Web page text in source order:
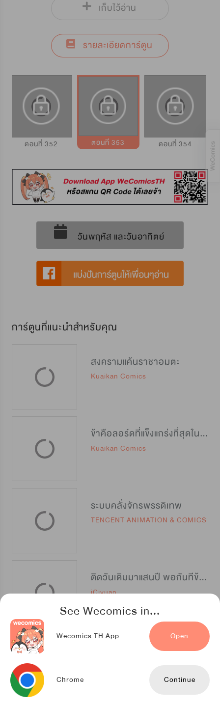
See Wecomics in...
Wecomics TH App Open
Chrome Continue
เก็บไว้อ่าน
รายละเอียดการ์ตูน
ตอนที่ 352 ตอนที่ 353 ตอนที่ 354
วันพฤหัส และวันอาทิตย์
การ์ตูนที่แนะนำสำหรับคุณ
สงครามแค้นราชาอมตะ
Kuaikan Comics
ข้าคือลอร์ดที่แข็งแกร่งที่สุดในปฐพี
Kuaikan Comics
ระบบคลั่งจักรพรรดิเทพ
TENCENT ANIMATION & COMICS
ติดวันเดิมมาแสนปี พอกันทีข้าขอเทพ
iCiyuan
พิชิตรักฮาเร็มร้อน